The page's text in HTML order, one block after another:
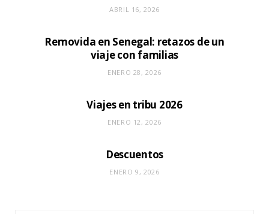
ABRIL 16, 2026
Removida en Senegal: retazos de un
viaje con familias
ENERO 28, 2026
Viajes en tribu 2026
ENERO 12, 2026
Descuentos
ENERO 9, 2026